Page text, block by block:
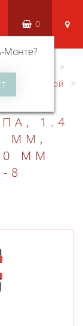
Монте?
0
одной рукой
1.4
ММ,
ММ
8